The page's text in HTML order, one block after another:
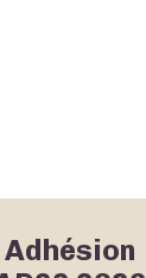
Adhésion